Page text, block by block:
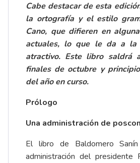
Cabe destacar de esta
la ortografía y el estilo
Cano, que difieren en
actuales, lo que le da a la
atractivo. Este libro saldrá
finales de octubre y
del año en curso.
Prólogo
Una administración de
El libro de Baldomero
administración del presidente